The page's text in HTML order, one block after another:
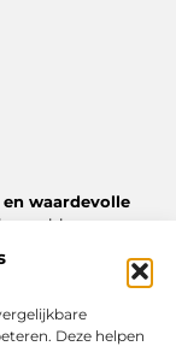
Deze helpen
waardevolle
van blogs en
tips tot
op